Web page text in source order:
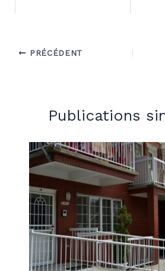
PRÉCÉDENT
Publications